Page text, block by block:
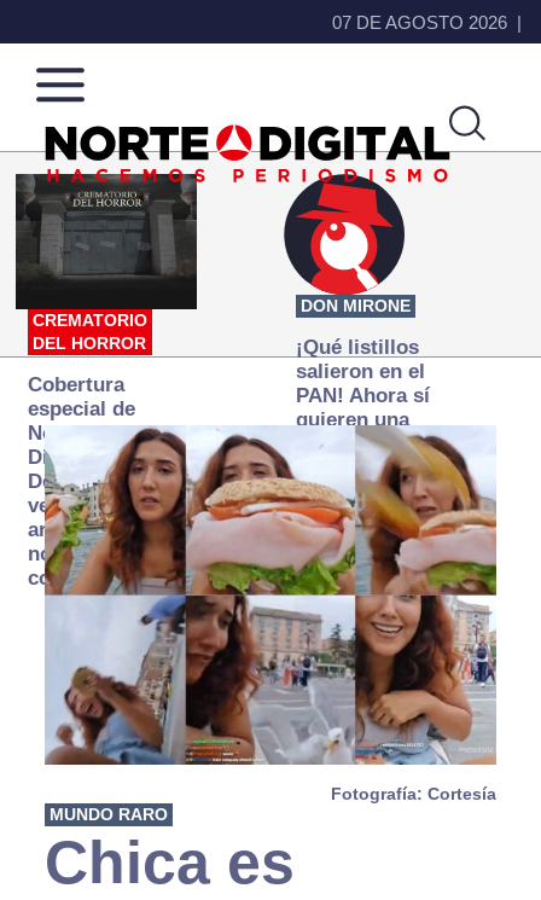
07 DE AGOSTO 2026
Norte
de
Ciudad
Más
que
noticias,
hacemos periodismo
CREMATORIO
DEL HORROR
Cobertura
especial de
Norte
Digital:
Donde la
verdad
arde… pero
no se
consume
DON MIRONE
¡Qué listillos
salieron en el
PAN! Ahora sí
quieren una
Fiscalía
autónoma… y
transexenal
Fotografía: Cortesía
MUNDO RARO
Chica es